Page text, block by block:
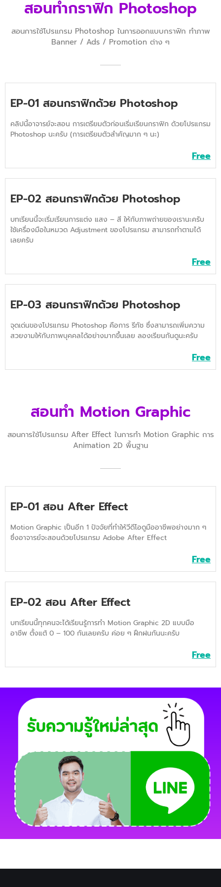
สอนทำกราฟิก Photoshop
สอนการใช้โปรแกรม Photoshop ในการออกแบบกราฟิก ทำภาพ
Banner / Ads / Promotion ต่าง ๆ
EP-01 สอนกราฟิกด้วย Photoshop
คลิปนี้อาจารย์จะสอน การเตรียมตัวก่อนเริ่มเรียนกราฟิก ด้วยโปรแกรม
Photoshop นะครับ (การเตรียมตัวสำคัญมาก ๆ นะ)
Free
EP-02 สอนกราฟิกด้วย Photoshop
บทเรียนนี้จะเริ่มเรียนการแต่ง แสง – สี ให้กับภาพถ่ายของเรานะครับ
ใช้เครื่องมือในหมวด Adjustment ของโปรแกรม สามารถทำตามได้
เลยครับ
Free
EP-03 สอนกราฟิกด้วย Photoshop
จุดเด่นของโปรแกรม Photoshop คือการ รีทัช ซึ่งสามารถเพิ่มความ
สวยงามให้กับภาพบุคคลได้อย่างมากขึ้นเลย ลองเรียนกันดูนะครับ
Free
สอนทำ Motion Graphic
สอนการใช้โปรแกรม After Effect ในการทำ Motion Graphic การ
Animation 2D พื้นฐาน
EP-01 สอน After Effect
Motion Graphic เป็นอีก 1 ปัจจัยที่ทำให้วีดีโอดูมืออาชีพอย่างมาก ๆ
ซึ่งอาจารย์จะสอนด้วยโปรแกรม Adobe After Effect
Free
EP-02 สอน After Effect
บทเรียนนี้ทุกคนจะได้เรียนรู้การทำ Motion Graphic 2D แบบมือ
อาชีพ ตั้งแต้ 0 – 100 กันเลยครับ ค่อย ๆ ฝึกฝนกันนะครับ
Free